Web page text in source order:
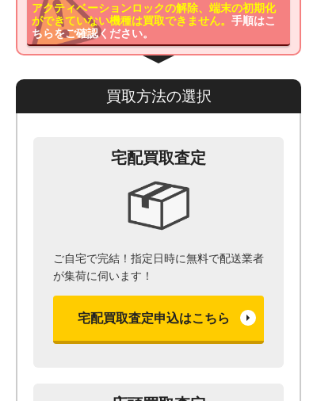
アクティベーションロックの解除、端末の初期化
ができていない機種は買取できません。手順はこ
ちらをご確認ください。
買取方法の選択
宅配買取査定
ご自宅で完結！指定日時に無料で配送業者
が集荷に伺います！
宅配買取査定申込はこちら